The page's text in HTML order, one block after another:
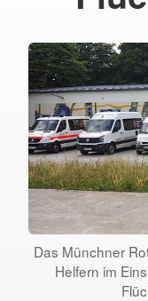
Das Münchner
Helfern im